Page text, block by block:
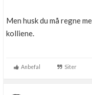
Men husk du må regne
kolliene.
Anbefal Siter